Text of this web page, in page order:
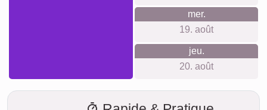
mer.
19. août
jeu.
20. août